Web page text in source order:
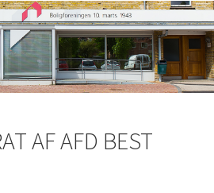
AF AFD BEST